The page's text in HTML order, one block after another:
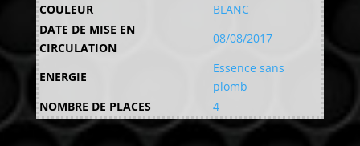
COULEUR
BLANC
DATE DE MISE EN
CIRCULATION
08/08/2017
ENERGIE
Essence sans
plomb
NOMBRE DE PLACES
4